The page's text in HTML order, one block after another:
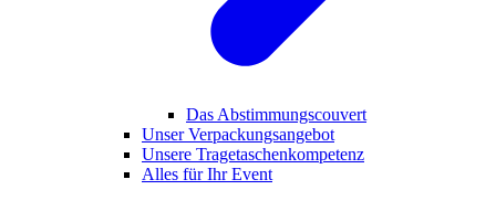
Das Abstimmungscouvert
Unser Verpackungsangebot
Unsere Tragetaschenkompetenz
Alles für Ihr Event